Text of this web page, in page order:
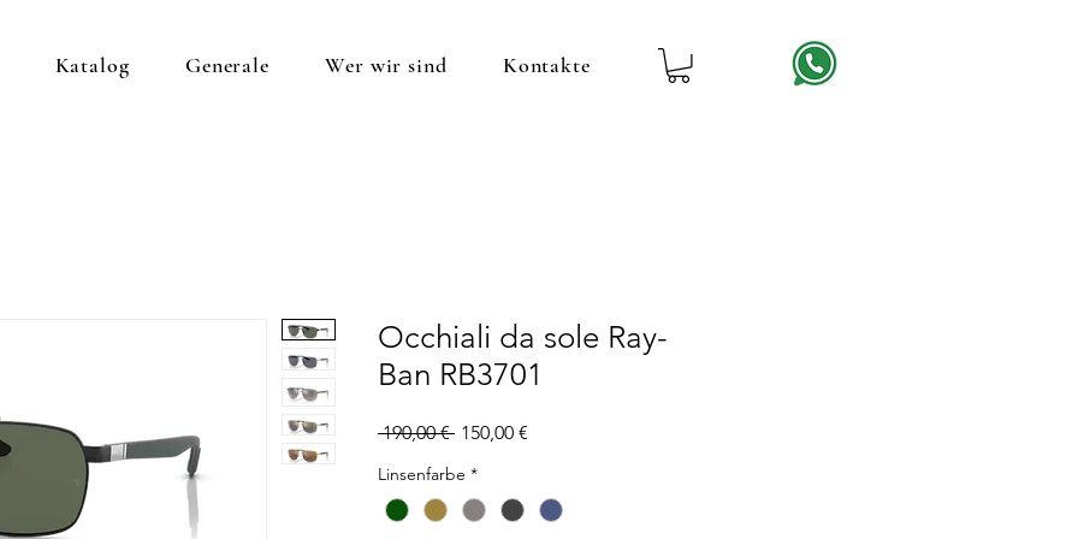
Katalog Generale Wer wir sind Kontakte
Occhiali da sole Ray-
Ban RB3701
190,00 € Standardpreis
150,00 €
Linsenfarbe *